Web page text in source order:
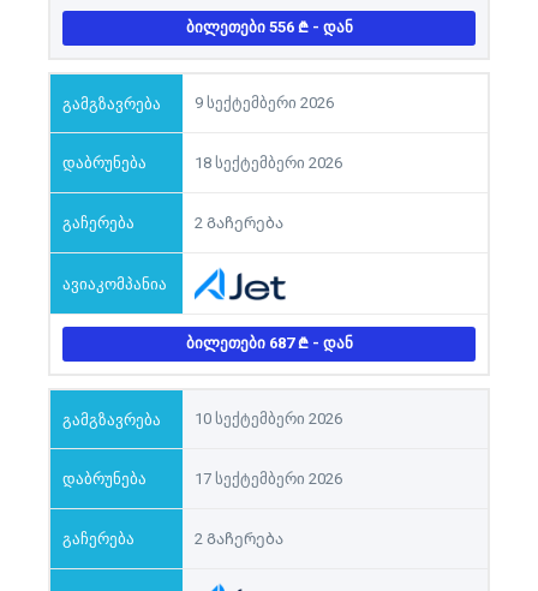
ᲑᲘᲚᲔᲗᲔᲑᲘ 556 - ᲓᲐᲜ
9 სექტემბერი 2026
18 სექტემბერი 2026
2 Გაჩერება
ᲑᲘᲚᲔᲗᲔᲑᲘ 687 - ᲓᲐᲜ
10 სექტემბერი 2026
17 სექტემბერი 2026
2 Გაჩერება